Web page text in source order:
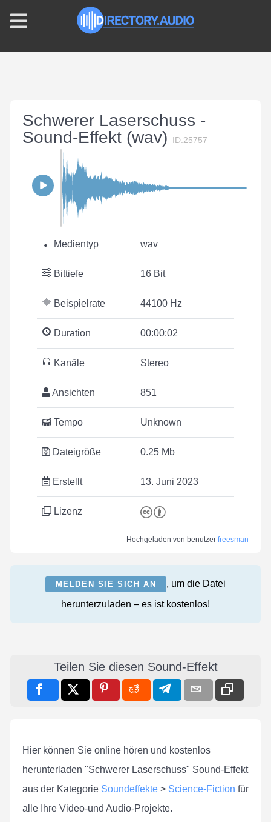
Schwerer Laserschuss -
Sound-Effekt (wav)
ID:25757
Medientyp wav
Bittiefe 16 Bit
Beispielrate 44100 Hz
Duration 00:00:02
Kanäle Stereo
Ansichten 851
Tempo Unknown
Dateigröße 0.25 Mb
Erstellt 13. Juni 2023
Lizenz
Hochgeladen von benutzer freesman
MELDEN SIE SICH AN
, um die Datei
herunterzuladen – es ist kostenlos!
Teilen Sie diesen Sound-Effekt
Hier können Sie online hören und kostenlos
herunterladen "Schwerer Laserschuss" Sound-Effekt
aus der Kategorie Soundeffekte > Science-Fiction für
alle Ihre Video-und Audio-Projekte.